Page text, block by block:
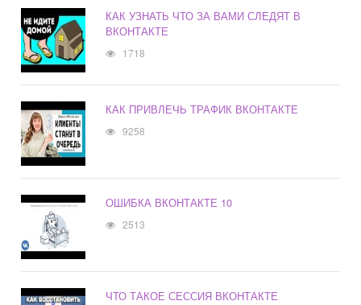
КАК УЗНАТЬ ЧТО ЗА ВАМИ СЛЕДЯТ В
ВКОНТАКТЕ
1718
КАК ПРИВЛЕЧЬ ТРАФИК ВКОНТАКТЕ
9258
ОШИБКА ВКОНТАКТЕ 10
2513
ЧТО ТАКОЕ СЕССИЯ ВКОНТАКТЕ